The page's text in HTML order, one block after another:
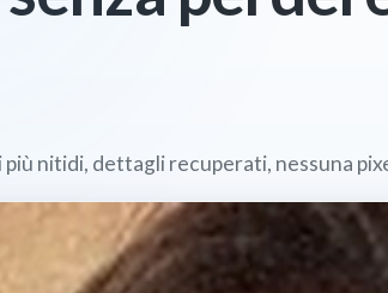
nitidi, dettagli recuperati, nessuna